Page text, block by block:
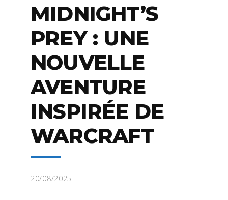
MIDNIGHT’S
PREY : UNE
NOUVELLE
AVENTURE
INSPIRÉE DE
WARCRAFT
20/08/2025